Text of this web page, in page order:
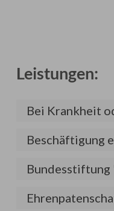
Leistungen:
Bei Krankheit
Beschäftigung